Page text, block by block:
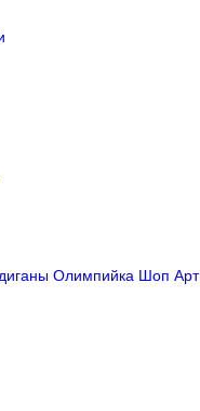
Олимпийка Шоп Арт